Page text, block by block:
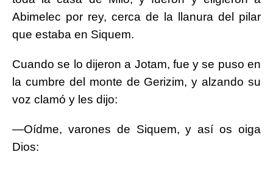
Abimelec por rey, cerca de la llanura del pilar
que estaba en Siquem.
Cuando se lo dijeron a Jotam, fue y se puso en
la cumbre del monte de Gerizim, y alzando su
voz clamó y les dijo:
—Oídme, varones de Siquem, y así os oiga
Dios: